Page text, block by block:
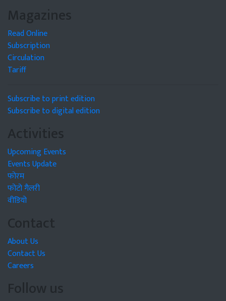
Magazines
Read Online
Subscription
Circulation
Tariff
Subscribe to print edition
Subscribe to digital edition
Activities
Upcoming Events
Events Update
फोरम
फोटो गैलरी
वीडियो
Contact
About Us
Contact Us
Careers
Follow us